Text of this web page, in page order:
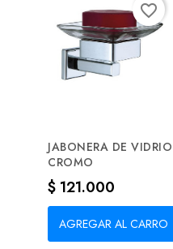
JABONERA DE VIDRIO
CROMO
Precio
$ 121.000
AGREGAR AL CARRO
favorite_border